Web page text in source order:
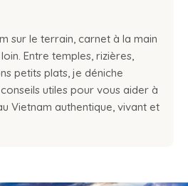
sur le terrain, carnet à la main
Entre temples, rizières,
petits plats, je déniche
utiles pour vous aider à
Vietnam authentique, vivant et